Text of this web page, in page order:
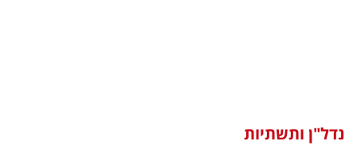
וצרכנות
נדל"ן ותשתיות